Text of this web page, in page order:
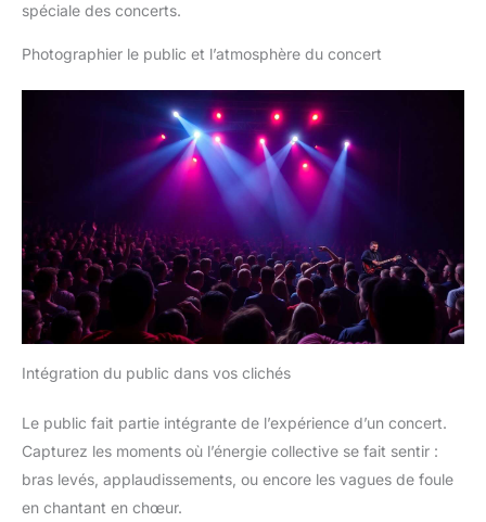
spéciale des concerts.
Photographier le public et l’atmosphère du concert
Intégration du public dans vos clichés
Le public fait partie intégrante de l’expérience d’un concert.
Capturez les moments où l’énergie collective se fait sentir :
bras levés, applaudissements, ou encore les vagues de foule
en chantant en chœur.